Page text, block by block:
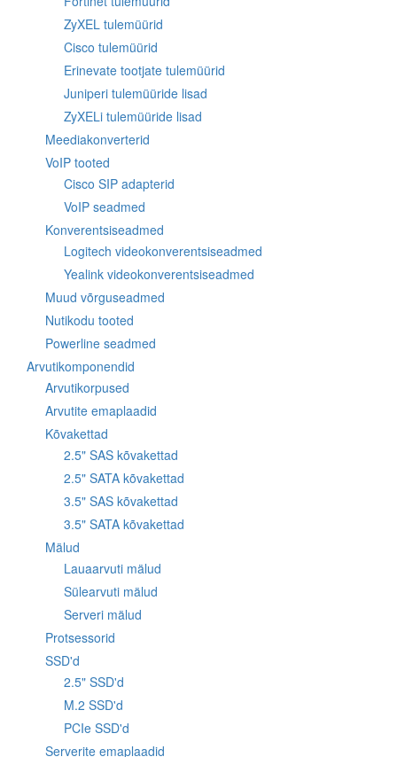
ZyXEL tulemüürid
Cisco tulemüürid
Erinevate tootjate tulemüürid
Juniperi tulemüüride lisad
ZyXELi tulemüüride lisad
Meediakonverterid
VoIP tooted
Cisco SIP adapterid
VoIP seadmed
Konverentsiseadmed
Logitech videokonverentsiseadmed
Yealink videokonverentsiseadmed
Muud võrguseadmed
Nutikodu tooted
Powerline seadmed
Arvutikomponendid
Arvutikorpused
Arvutite emaplaadid
Kõvakettad
2.5" SAS kõvakettad
2.5" SATA kõvakettad
3.5" SAS kõvakettad
3.5" SATA kõvakettad
Mälud
Lauaarvuti mälud
Sülearvuti mälud
Serveri mälud
Protsessorid
SSD'd
2.5" SSD'd
M.2 SSD'd
PCIe SSD'd
Serverite emaplaadid